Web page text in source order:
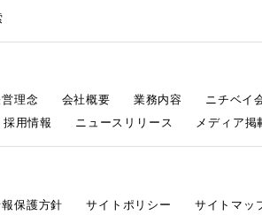
理念 会社概要 業務内容 ニチベイ
採用情報 ニュースリリース メディア掲
保護方針 サイトポリシー サイトマッ